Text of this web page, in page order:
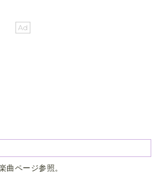
曲ページ参照。